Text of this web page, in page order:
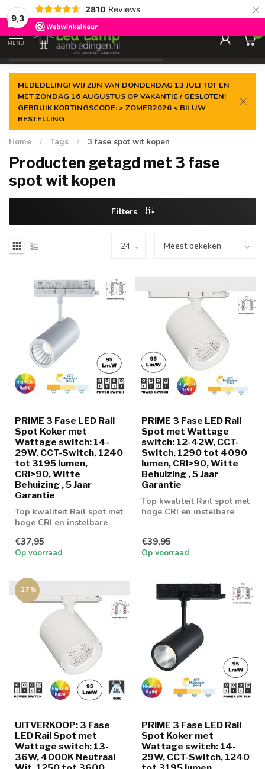
9,3
2810 Reviews ×
Gegarandeerde delaagste prijs
MENU
0
MEDEDELING! WIJ ZIJN VAN DONDERDAG 13 JULI TOT EN
MET ZONDAG 16 AUGUSTUS OP VAKANTIE / GESLOTEN!
GEBRUIK KORTINGSCODE: > ZOMER2026 < BIJ UW
BESTELLING
Home / Tags / 3 fase spot wit kopen
Producten getagd met 3 fase
spot wit kopen
Filters
PRIME 3 Fase LED Rail
Spot Koker met
Wattage switch: 14-
29W, CCT-Switch, 1240
tot 3195 lumen,
CRI>90, Witte
Behuizing , 5 Jaar
Garantie
Top kwaliteit Rail spot met
hoge CRI en instelbare
€37,95
Op voorraad
PRIME 3 Fase LED Rail
Spot met Wattage
switch: 12-42W, CCT-
Switch, 1290 tot 4090
lumen, CRI>90, Witte
Behuizing , 5 Jaar
Garantie
Top kwaliteit Rail spot met
hoge CRI en instelbare
€39,95
Op voorraad
-27%
UITVERKOOP: 3 Fase
LED Rail Spot met
Wattage switch: 13-
36W, 4000K Neutraal
PRIME 3 Fase LED Rail
Spot Koker met
Wattage switch: 14-
29W, CCT-Switch, 1240